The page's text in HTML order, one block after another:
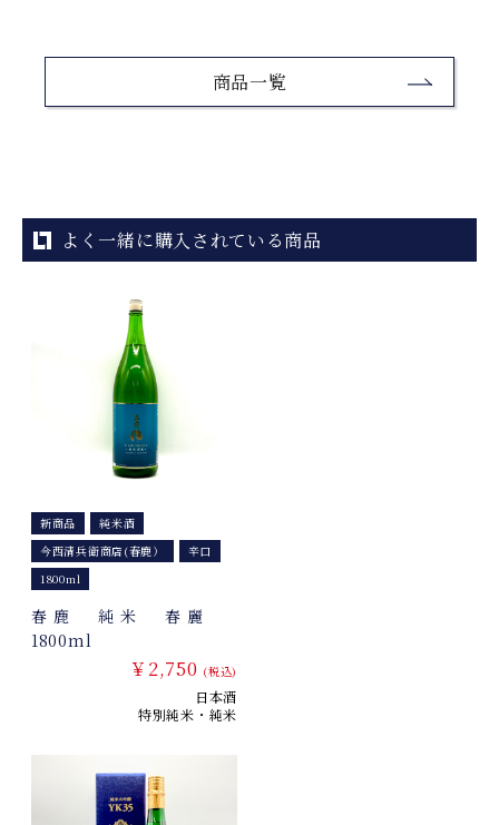
商品一覧
よく一緒に購入されている商品
新商品
純米酒
今西清兵衛商店(春鹿）
辛口
1800ml
春鹿 純米 春麗
1800ml
￥2,750 (税込)
日本酒
特別純米・純米